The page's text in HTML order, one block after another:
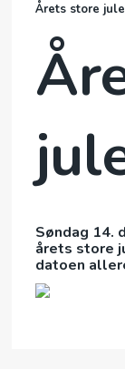
FOR DEG
PODCAST
KALENDER
GI EN GAVE
FØLG OSS
Årets store
Søndag 14.
årets store
datoen